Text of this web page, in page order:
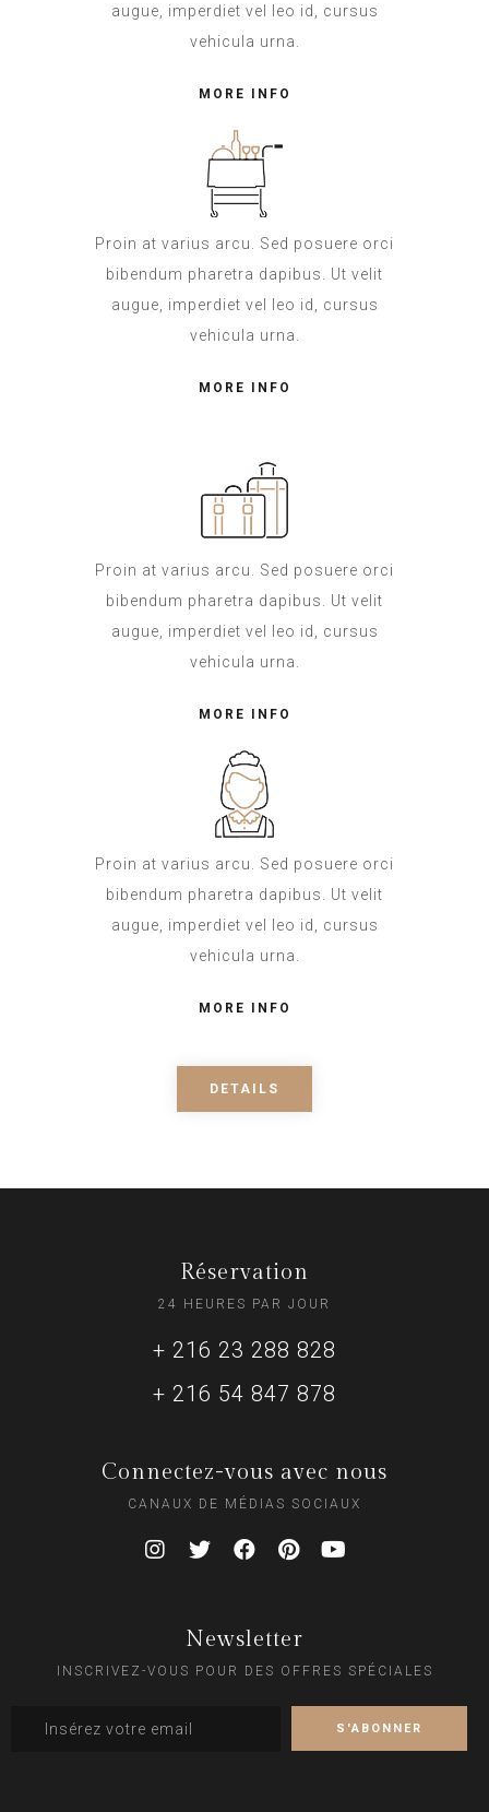
augue, imperdiet vel leo id, cursus
vehicula urna.
MORE INFO
Proin at varius arcu. Sed posuere orci
bibendum pharetra dapibus. Ut velit
augue, imperdiet vel leo id, cursus
vehicula urna.
MORE INFO
Proin at varius arcu. Sed posuere orci
bibendum pharetra dapibus. Ut velit
augue, imperdiet vel leo id, cursus
vehicula urna.
MORE INFO
Proin at varius arcu. Sed posuere orci
bibendum pharetra dapibus. Ut velit
augue, imperdiet vel leo id, cursus
vehicula urna.
MORE INFO
DETAILS
Réservation
24 HEURES PAR JOUR
+ 216 23 288 828
+ 216 54 847 878
Connectez-vous avec nous
CANAUX DE MÉDIAS SOCIAUX
Newsletter
INSCRIVEZ-VOUS POUR DES OFFRES SPÉCIALES